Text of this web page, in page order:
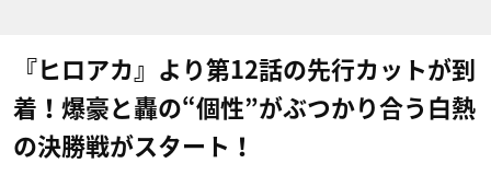
『ヒロアカ』より第12話の先行カットが到
着！爆豪と轟の“個性”がぶつかり合う白熱
の決勝戦がスタート！